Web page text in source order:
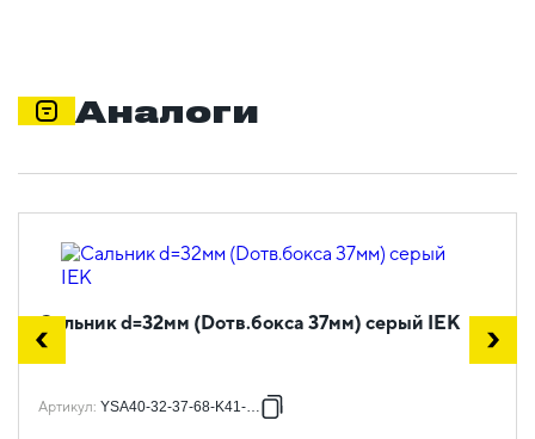
Аналоги
Сальник d=32мм (Dотв.бокса 37мм) серый IEK
Артикул: YSA40-32-37-68-K41-050